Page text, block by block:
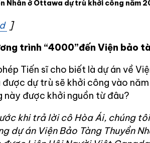
Nhân ở Ottawa dự trù khởi công năm
Opens in new window
]
trình “4000”đến Viện bảo
Tiến sĩ cho biết là dự án về
dự trù sẽ khởi công vào
này được khởi nguồn từ đâu?
khi trả lời cô Hòa Ái, chúng
dự án Viện Bảo Tàng Thuyền